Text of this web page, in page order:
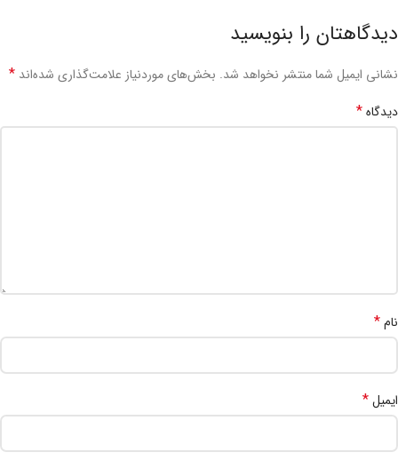
دیدگاهتان را بنویسید
نشانی ایمیل شما منتشر نخواهد شد. بخش‌های موردنیاز علامت‌گذاری شده‌اند *
دیدگاه*
نام*
ایمیل*